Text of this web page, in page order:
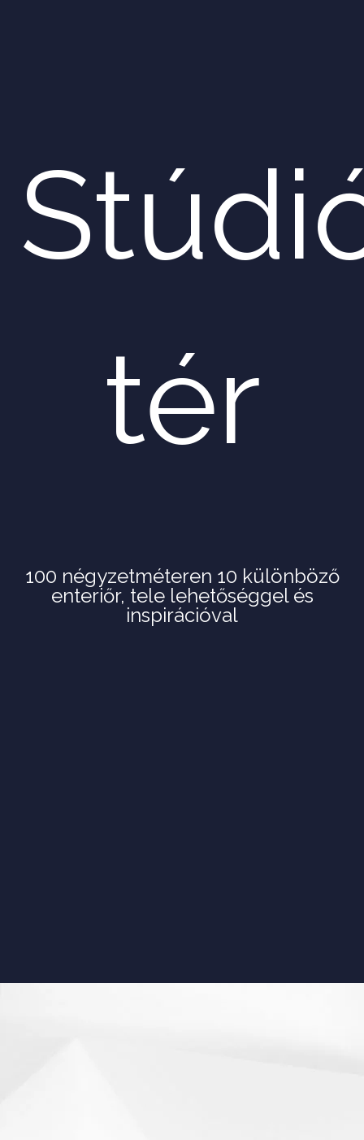
tér
100 négyzetméteren 10 különböző
enteriőr, tele lehetőséggel és
inspirációval